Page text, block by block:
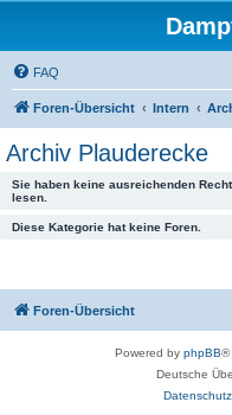
FAQ
Foren-Übersicht Intern
Archiv Plauderecke
Sie haben keine ausreichenden
lesen.
Diese Kategorie hat keine Foren.
Foren-Übersicht
Powered by phpBB®
Deutsche
Datenschutz